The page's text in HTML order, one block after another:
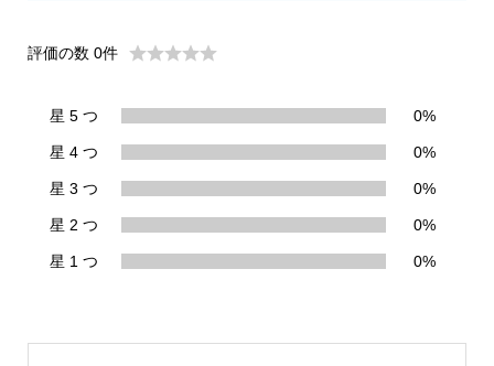
評価の数 0件
星 5 つ 0%
星 4 つ 0%
星 3 つ 0%
星 2 つ 0%
星 1 つ 0%